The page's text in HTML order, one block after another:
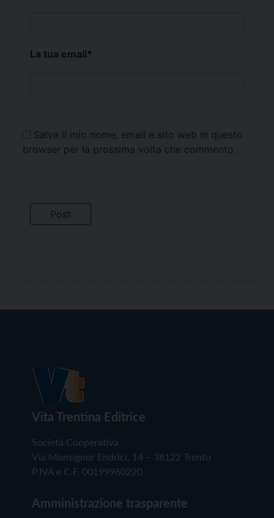
La tua email*
Salva il mio nome, email e sito web in questo
browser per la prossima volta che commento.
Vita Trentina Editrice
Società Cooperativa
Via Monsignor Endrici, 14 – 38122 Trento
P.IVA e C.F. 00199960220
Amministrazione trasparente